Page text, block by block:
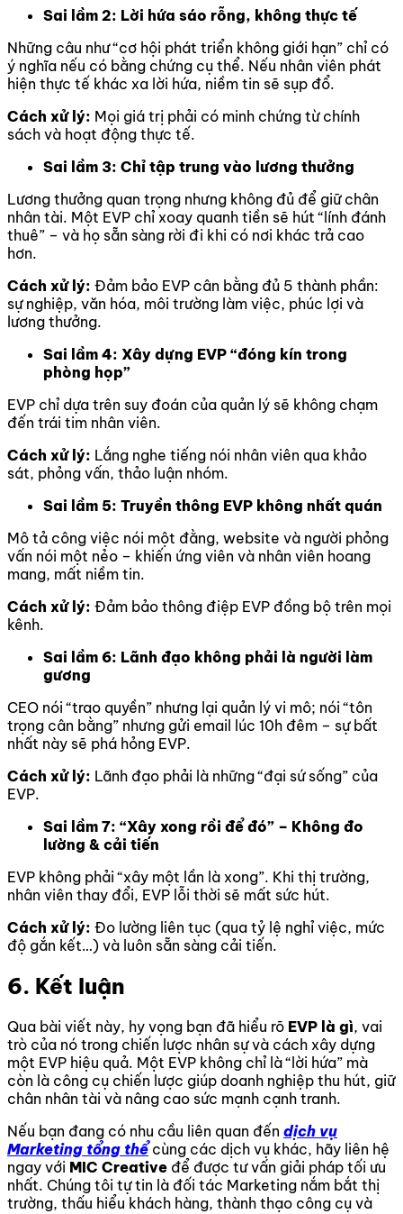
Sai lầm 2: Lời hứa sáo rỗng, không thực tế
Những câu như “cơ hội phát triển không giới hạn” chỉ có
ý nghĩa nếu có bằng chứng cụ thể. Nếu nhân viên phát
hiện thực tế khác xa lời hứa, niềm tin sẽ sụp đổ.
Cách xử lý: Mọi giá trị phải có minh chứng từ chính
sách và hoạt động thực tế.
Sai lầm 3: Chỉ tập trung vào lương thưởng
Lương thưởng quan trọng nhưng không đủ để giữ chân
nhân tài. Một EVP chỉ xoay quanh tiền sẽ hút “lính đánh
thuê” – và họ sẵn sàng rời đi khi có nơi khác trả cao
hơn.
Cách xử lý: Đảm bảo EVP cân bằng đủ 5 thành phần:
sự nghiệp, văn hóa, môi trường làm việc, phúc lợi và
lương thưởng.
Sai lầm 4: Xây dựng EVP “đóng kín trong
phòng họp”
EVP chỉ dựa trên suy đoán của quản lý sẽ không chạm
đến trái tim nhân viên.
Cách xử lý: Lắng nghe tiếng nói nhân viên qua khảo
sát, phỏng vấn, thảo luận nhóm.
Sai lầm 5: Truyền thông EVP không nhất quán
Mô tả công việc nói một đằng, website và người phỏng
vấn nói một nẻo – khiến ứng viên và nhân viên hoang
mang, mất niềm tin.
Cách xử lý: Đảm bảo thông điệp EVP đồng bộ trên mọi
kênh.
Sai lầm 6: Lãnh đạo không phải là người làm
gương
CEO nói “trao quyền” nhưng lại quản lý vi mô; nói “tôn
trọng cân bằng” nhưng gửi email lúc 10h đêm – sự bất
nhất này sẽ phá hỏng EVP.
Cách xử lý: Lãnh đạo phải là những “đại sứ sống” của
EVP.
Sai lầm 7: “Xây xong rồi để đó” – Không đo
lường & cải tiến
EVP không phải “xây một lần là xong”. Khi thị trường,
nhân viên thay đổi, EVP lỗi thời sẽ mất sức hút.
Cách xử lý: Đo lường liên tục (qua tỷ lệ nghỉ việc, mức
độ gắn kết…) và luôn sẵn sàng cải tiến.
6. Kết luận
Qua bài viết này, hy vọng bạn đã hiểu rõ EVP là gì, vai
trò của nó trong chiến lược nhân sự và cách xây dựng
một EVP hiệu quả. Một EVP không chỉ là “lời hứa” mà
còn là công cụ chiến lược giúp doanh nghiệp thu hút, giữ
chân nhân tài và nâng cao sức mạnh cạnh tranh.
Nếu bạn đang có nhu cầu liên quan đến dịch vụ
Marketing tổng thểcùng các dịch vụ khác, hãy liên hệ
ngay với MIC Creative để được tư vấn giải pháp tối ưu
nhất. Chúng tôi tự tin là đối tác Marketing nắm bắt thị
trường, thấu hiểu khách hàng, thành thạo công cụ và